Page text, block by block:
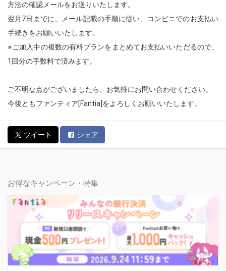
方法の確認メールをお送りいたします。
翌月7日までに、メール記載の手順に従い、コンビニでのお支払い
手続きをお願いいたします。
※ご加入中の複数の有料プランをまとめてお支払いいただるので、
1回分の手数料で済みます。
ご不明な点がございましたら、お気軽にお問い合わせください。
今後ともファンティア[Fantia]をよろしくお願いいたします。
ツイート シェア
お得なキャンペーン・特集